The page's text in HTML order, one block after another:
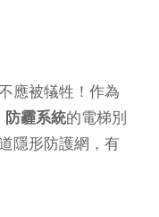
應被犠牲！作為
防霾系統的電梯別
隱形防護網，有